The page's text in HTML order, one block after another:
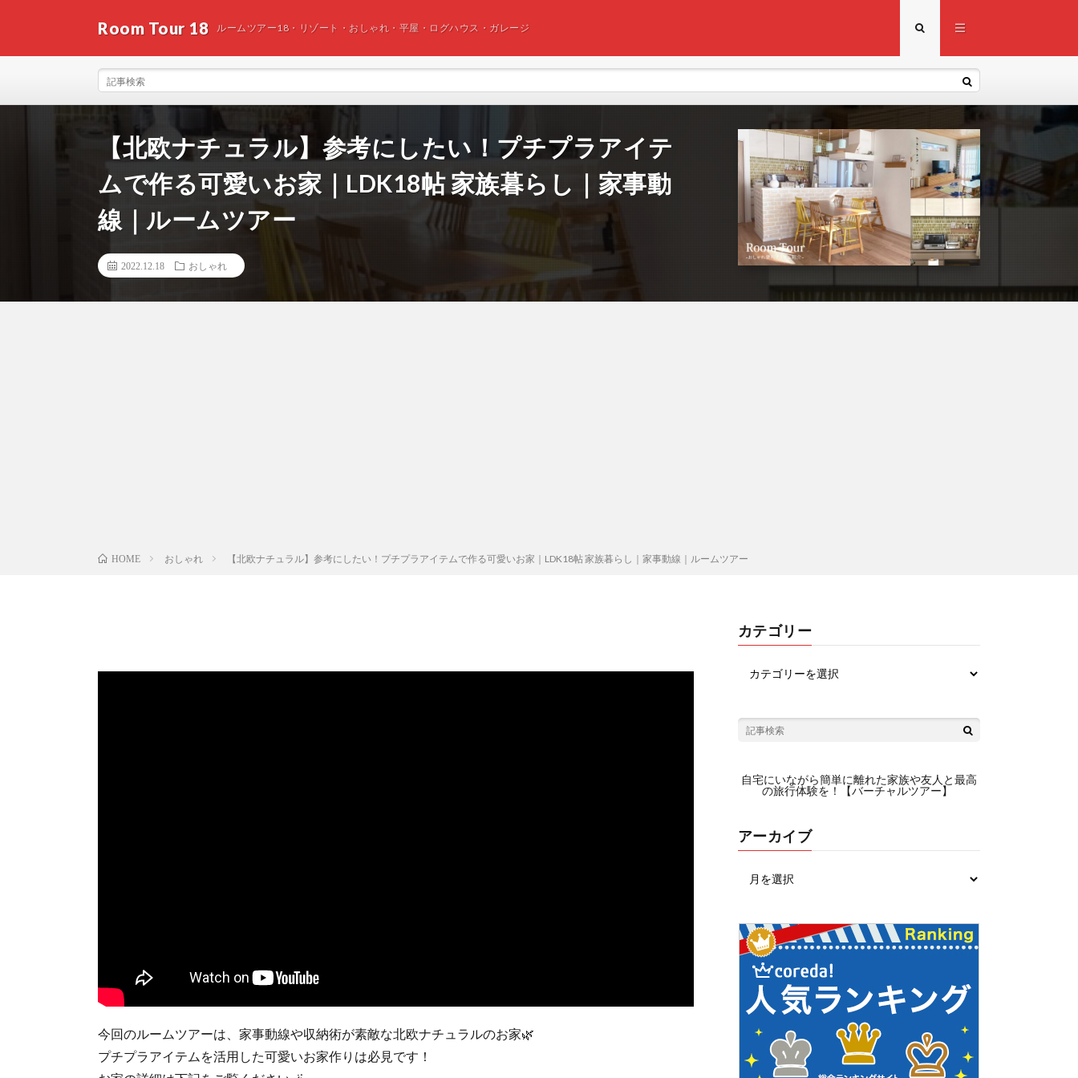
Room Tour 18 ルームツアー18・リゾート・おしゃれ・平屋・ログハウス・ガレージ
【北欧ナチュラル】参考にしたい！プチプラアイテ
ムで作る可愛いお家｜LDK18帖 家族暮らし｜家事動
線｜ルームツアー
2022.12.18 おしゃれ
HOME おしゃれ 【北欧ナチュラル】参考にしたい！プチプラアイテムで作る可愛いお家｜LDK18帖 家族暮らし｜家事動線｜ルームツアー
今回のルームツアーは、家事動線や収納術が素敵な北欧ナチュラルのお家🌿
プチプラアイテムを活用した可愛いお家作りは必見です！
カテゴリー
自宅にいながら簡単に離れた家族や友人と最高
の旅行体験を！【バーチャルツアー】
アーカイブ